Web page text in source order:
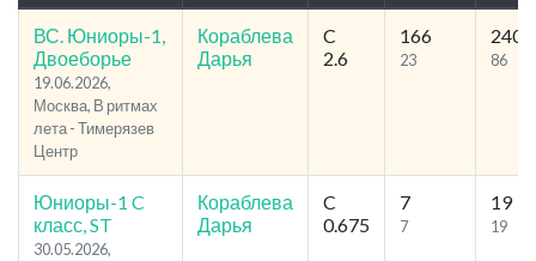
ВС. Юниоры-1,
Двоеборье
19.06.2026,
Москва, В ритмах
лета - Тимерязев
Центр
Кораблева
Дарья
C
2.6
166
23
240
86
Юниоры-1 C
класс, ST
30.05.2026,
Кораблева
Дарья
C
0.675
7
7
19
19